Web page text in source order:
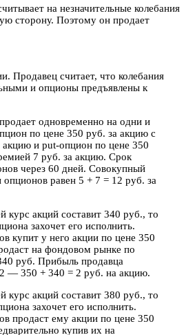
на незначительные колебания
сторону. Поэтому он продает
Продавец считает, что колебания
и опционы предъявлены к
одновременно на одни и
по цене 350 руб. за акцию с
и put-опцион по цене 350
7 руб. за акцию. Срок
через 60 дней. Совокупный
равен 5 + 7 = 12 руб. за
курс акций составит 340 руб., то
захочет его исполнить.
купит у него акции по цене 350
на фондовом рынке по
руб. Прибыль продавца
— 350 + 340 = 2 руб. на акцию.
курс акций составит 380 руб., то
захочет его исполнить.
продаст ему акции по цене 350
купив их на